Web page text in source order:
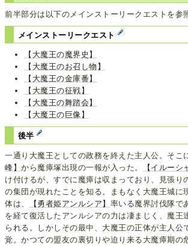
前半部分は以下のメインストーリークエストを参
メインストーリークエスト
【大魔王の魔界史】
【大魔王のお召し物】
【大魔王の金庫番】
【大魔王の征戦】
【大魔王の舞踏会】
【大魔王の巨像】
後半
一通り大魔王としての政務を終えた主人公。そこ
峰】から魔瘴塚出現の一報が入った。 【イルーシ
け付けるが、すでに魔瘴は収まっており、見張り
の集団が現れたことを知る。まもなく大魔王城に
体は、
【勇者姫アンルシア】 率いる魔界討伐隊で
を経て復活したアンルシアの力は凄まじく、魔王
られる。しかしその最中、大魔王の正体が主人公
覚。かつての盟友の裏切りや迫り来る大魔瘴期の